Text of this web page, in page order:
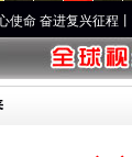
兴征程丨宝塔山下